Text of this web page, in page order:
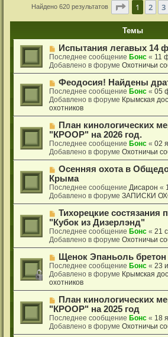
Найдено 620 результатов Страница
1 2 3
Темы
Н
о
в
о
е
с
о
о
б
щ
е
н
и
е
Испытания легавых 14
Последнее сообщениеБонс « 11
Добавлено в форумеОхотничьи
Н
о
в
о
е
с
о
о
б
щ
е
н
и
е
Феодосия! Найдены
Последнее сообщениеБонс «05
Добавлено в форуме Крымская
охотников
Н
о
в
о
е
с
о
о
б
щ
е
н
и
е
План кинологических
"КРООР" на 2026 год.
Последнее сообщениеБонс «02
Добавлено в форумеОхотничьи
Н
о
в
о
е
с
о
о
б
щ
е
н
и
е
Осенняя охота в
Крыма
Последнее сообщение Дисарон «
Добавлено в форумеЗАПИСКИ
Н
о
в
о
е
с
о
о
б
щ
е
н
и
е
Тихорецкие состязания
"Кубок из Дизерлэнд"
Последнее сообщениеБонс «21
Добавлено в форумеОхотничьи
Н
о
в
о
е
с
о
о
б
щ
Щенок Эпаньоль бретон
Последнее сообщениеБонс «23
Добавлено в форуме Крымская
охотников
Н
о
в
о
е
План кинологических
"КРООР" на 2025 год
Последнее сообщениеБонс « 18
Добавлено в форумеОхотничьи